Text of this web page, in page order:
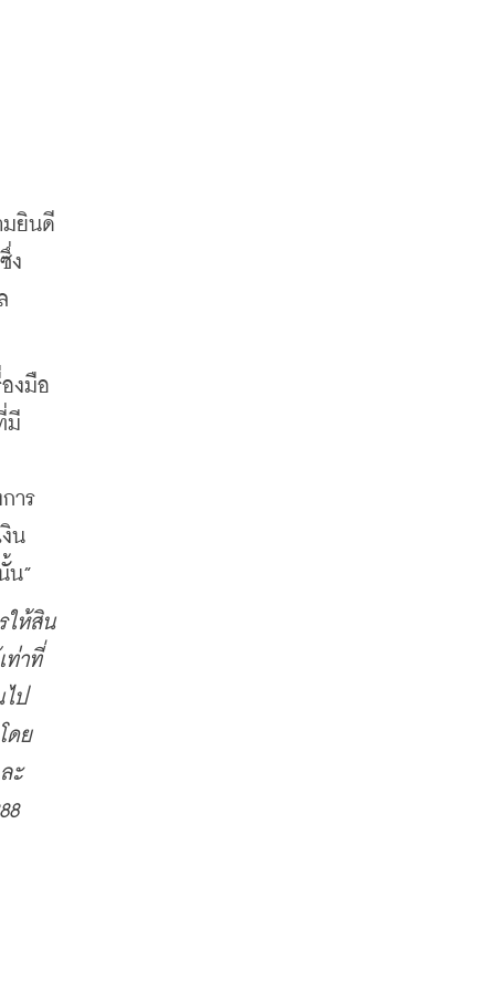
มยินดี
ง
งมือ
มี
าร
น
น”
ให้สิน
ท่าที่
ไป
ดย
ะ